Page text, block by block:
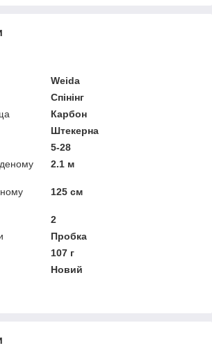
Weida
Спінінг
Карбон
Штекерна
5-28
2.1 м
125 см
2
Пробка
107 г
Новий